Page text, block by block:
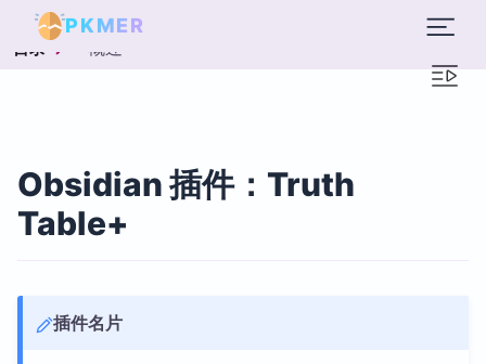
PKMER
目录 概述
Obsidian 插件：Truth
Table+
插件名片